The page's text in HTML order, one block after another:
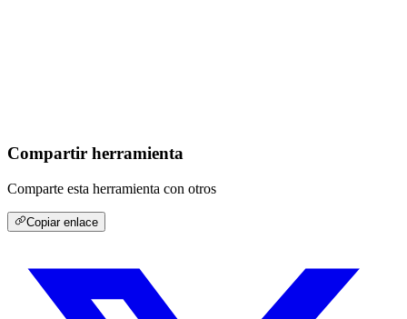
Compartir herramienta
Comparte esta herramienta con otros
Copiar enlace